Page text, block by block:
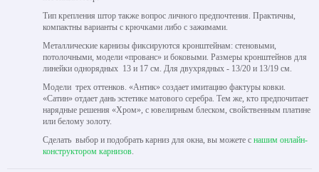
Тип крепления штор также вопрос личного предпочтения. Практичны,
компактны варианты с крючками либо с зажимами.
Металлические карнизы фиксируются кронштейнам: стеновыми,
потолочными, модели «прованс» и боковыми. Размеры кронштейнов для
линейки однорядных 13 и 17 см. Для двухрядных - 13/20 и 13/19 см.
Модели трех оттенков. «Антик» создает имитацию фактуры ковки.
«Сатин» отдает дань эстетике матового серебра. Тем же, кто предпочитает
нарядные решения «Хром», с ювелирным блеском, свойственным платине
или белому золоту.
Сделать выбор и подобрать карниз для окна, вы можете с нашим онлайн-
конструктором карнизов.